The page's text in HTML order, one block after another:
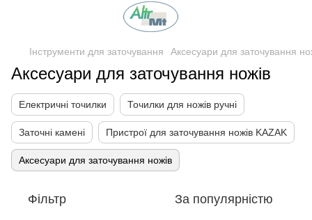
Інструменти для заточування Аксесуари для заточування
Аксесуари для заточування ножів
Електричні точилки Точилки для ножів ручні
Заточні камені Пристрої для заточування ножів KAZAK
Аксесуари для заточування ножів
Фільтр За популярністю